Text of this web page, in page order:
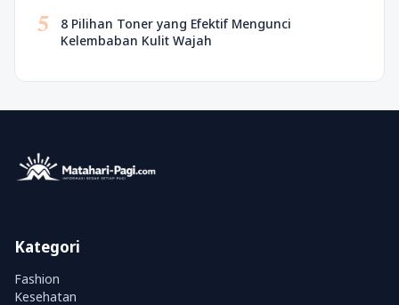
5
8 Pilihan Toner yang Efektif Mengunci
Kelembaban Kulit Wajah
Kategori
Fashion
Kesehatan